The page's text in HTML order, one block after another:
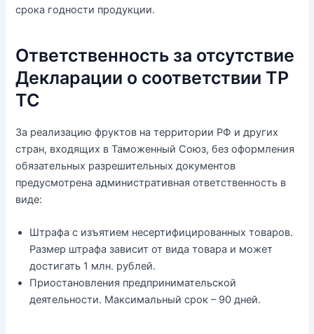
срока годности продукции.
Ответственность за отсутствие
Декларации о соответствии ТР
ТС
За реализацию фруктов на территории РФ и других
стран, входящих в Таможенный Союз, без оформления
обязательных разрешительных документов
предусмотрена административная ответственность в
виде:
Штрафа с изъятием несертифицированных товаров.
Размер штрафа зависит от вида товара и может
достигать 1 млн. рублей.
Приостановления предпринимательской
деятельности. Максимальный срок – 90 дней.